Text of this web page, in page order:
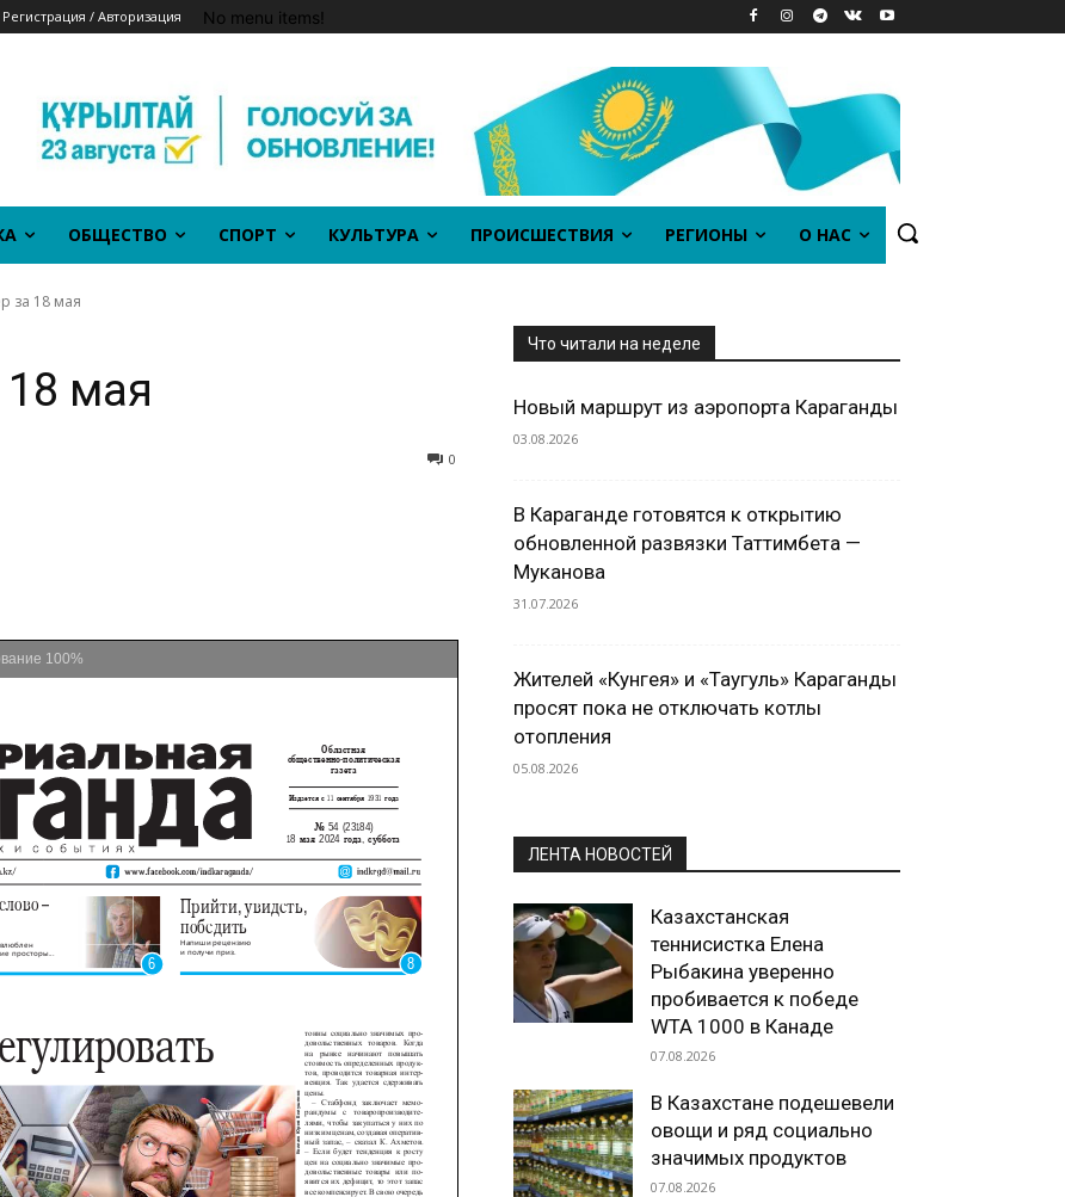
Регистрация / Авторизация No menu items!
ОБЩЕСТВО СПОРТ КУЛЬТУРА ПРОИСШЕСТВИЯ РЕГИОНЫ О НАС
за 18 мая
мая
0
100%
Что читали на неделе
Новый маршрут из аэропорта Караганды
03.08.2026
В Караганде готовятся к открытию
обновленной развязки Таттимбета —
Муканова
31.07.2026
Жителей «Кунгея» и «Таугуль» Караганды
просят пока не отключать котлы
отопления
05.08.2026
ЛЕНТА НОВОСТЕЙ
Казахстанская
теннисистка Елена
Рыбакина уверенно
пробивается к победе
WTA 1000 в Канаде
07.08.2026
В Казахстане подешевели
овощи и ряд социально
значимых продуктов
07.08.2026